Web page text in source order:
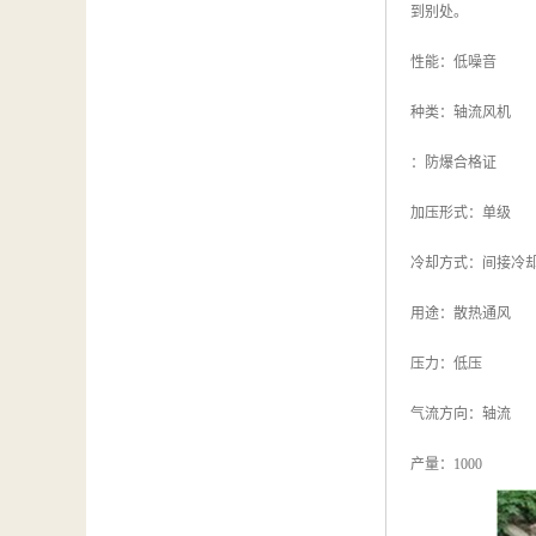
到别处。
性能：低噪音
种类：轴流风机
：防爆合格证
加压形式：单级
冷却方式：间接冷
用途：散热通风
压力：低压
气流方向：轴流
产量：1000